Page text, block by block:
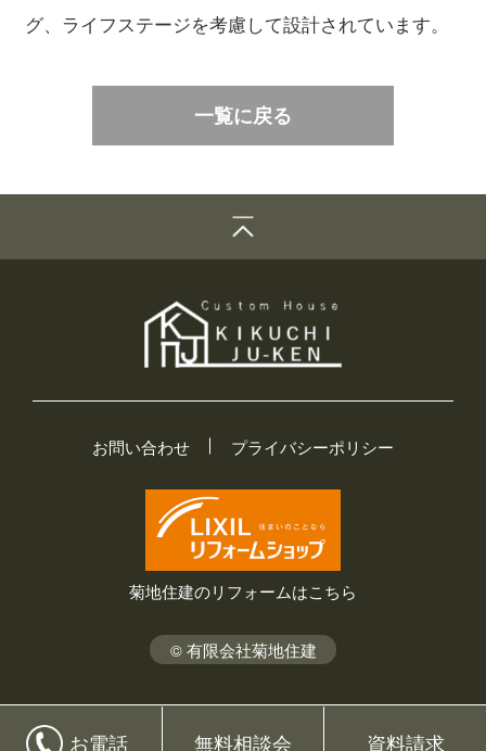
グ、ライフステージを考慮して設計されています。
一覧に戻る
お問い合わせ プライバシーポリシー
菊地住建のリフォームはこちら
© 有限会社菊地住建
お電話 無料相談会 資料請求